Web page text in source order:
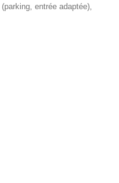
(parking, entrée adaptée),